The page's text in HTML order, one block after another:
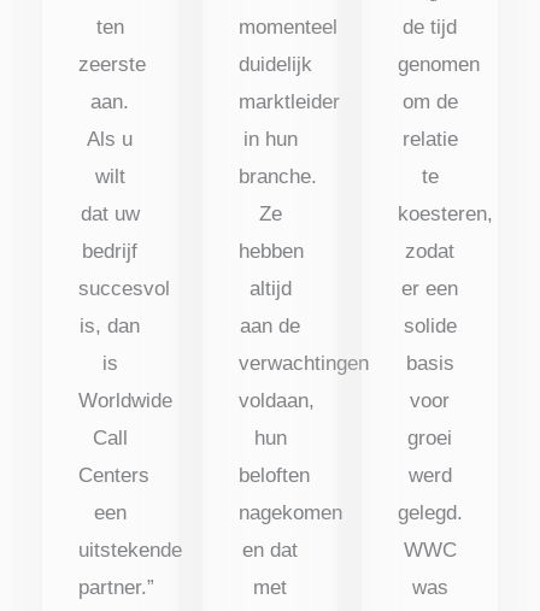
ten
zeerste
aan.
Als u
wilt
dat uw
bedrijf
succesvol
is, dan
is
Worldwide
Call
Centers
een
uitstekende
partner.”
momenteel
duidelijk
marktleider
in hun
branche.
Ze
hebben
altijd
aan de
verwachtingen
voldaan,
hun
beloften
nagekomen
en dat
met
de tijd
genomen
om de
relatie
te
koesteren,
zodat
er een
solide
basis
voor
groei
werd
gelegd.
WWC
was